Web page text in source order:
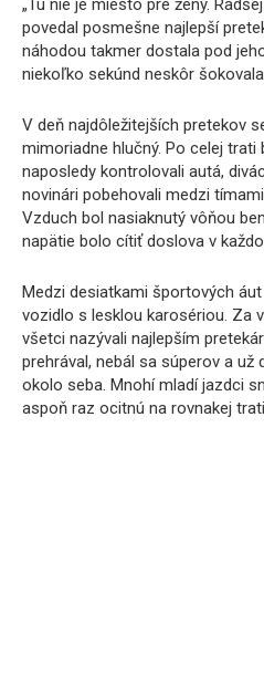
„Tu nie je miesto pre ženy.
povedal posmešne najlepší
náhodou takmer dostala pod
niekoľko sekúnd neskôr
V deň najdôležitejších pretekov
mimoriadne hlučný. Po celej
naposledy kontrolovali autá,
novinári pobehovali medzi
Vzduch bol nasiaknutý vôňou
napätie bolo cítiť doslova v
Medzi desiatkami športových
vozidlo s lesklou karosériou. Za
všetci nazývali najlepším
prehrával, nebál sa súperov a
okolo seba. Mnohí mladí jazdci
aspoň raz ocitnú na rovnakej